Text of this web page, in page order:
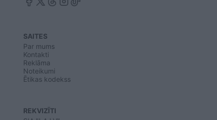
SAITES
Par mums
Kontakti
Reklāma
Noteikumi
Ētikas kodekss
REKVIZĪTI